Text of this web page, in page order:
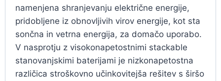
namenjena shranjevanju električne energije,
pridobljene iz obnovljivih virov energije, kot sta
sončna in vetrna energija, za domačo uporabo.
V nasprotju z visokonapetostnimi stackable
stanovanjskimi baterijami je nizkonapetostna
različica stroškovno učinkovitejša rešitev s širšo